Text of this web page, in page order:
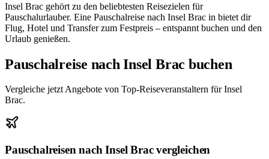
Insel Brac gehört zu den beliebtesten Reisezielen für
Pauschalurlauber. Eine Pauschalreise nach Insel Brac in bietet dir
Flug, Hotel und Transfer zum Festpreis – entspannt buchen und den
Urlaub genießen.
Pauschalreise nach Insel Brac buchen
Vergleiche jetzt Angebote von Top-Reiseveranstaltern für Insel
Brac.
Pauschalreisen nach Insel Brac vergleichen